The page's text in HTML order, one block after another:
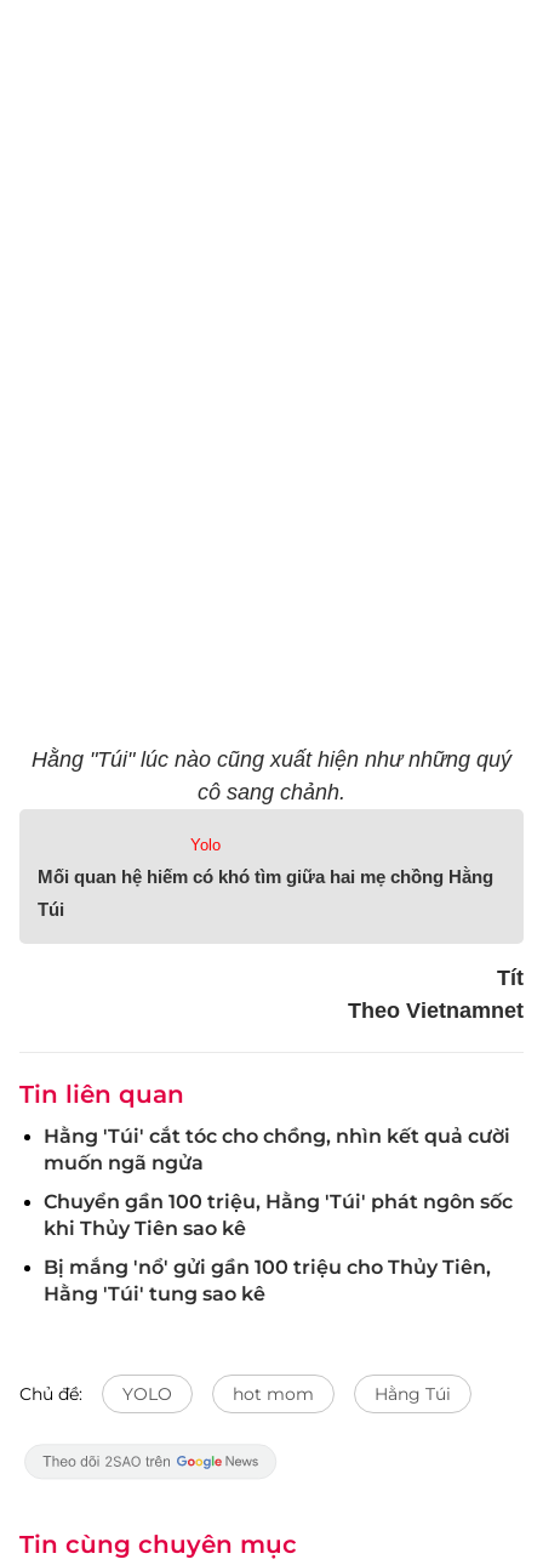
Hằng "Túi" lúc nào cũng xuất hiện như những quý
cô sang chảnh.
Yolo
Mối quan hệ hiếm có khó tìm giữa hai mẹ chồng Hằng
Túi
Tít
Theo Vietnamnet
Tin liên quan
Hằng 'Túi' cắt tóc cho chồng, nhìn kết quả cười
muốn ngã ngửa
Chuyển gần 100 triệu, Hằng 'Túi' phát ngôn sốc
khi Thủy Tiên sao kê
Bị mắng 'nổ' gửi gần 100 triệu cho Thủy Tiên,
Hằng 'Túi' tung sao kê
Chủ đề: YOLO hot mom Hằng Túi
Tin cùng chuyên mục